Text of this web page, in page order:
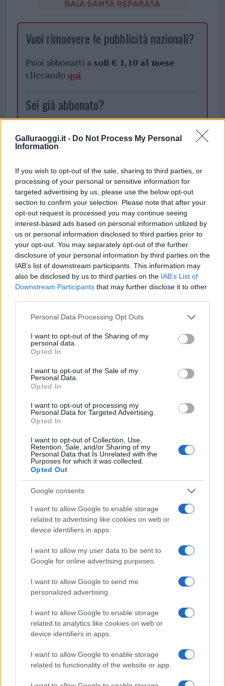
Galluraoggi.it - Do Not Process My Personal
Information
If you wish to opt-out of the sale, sharing to third parties, or
processing of your personal or sensitive information for
targeted advertising by us, please use the below opt-out
section to confirm your selection. Please note that after your
opt-out request is processed you may continue seeing
interest-based ads based on personal information utilized by
us or personal information disclosed to third parties prior to
your opt-out. You may separately opt-out of the further
disclosure of your personal information by third parties on the
IAB’s list of downstream participants. This information may
also be disclosed by us to third parties on the IAB’s List of
Downstream Participants that may further disclose it to other
Please note that this website/app uses one or more Google
not limited to your visit or usage behaviour. You may click to
grant or deny consent to Google and its third-party tags to
use your data for below specified purposes in below Google
consent section.
Personal Data Processing Opt Outs
I want to opt-out of the Sharing of my
personal data.
Opted In
I want to opt-out of the Sale of my
Personal Data.
Opted In
I want to opt-out of processing my
Personal Data for Targeted Advertising.
Opted In
I want to opt-out of Collection, Use,
Retention, Sale, and/or Sharing of my
Personal Data that Is Unrelated with the
Purposes for which it was collected.
Opted Out
Google consents
I want to allow Google to enable storage
related to advertising like cookies on web or
device identifiers in apps.
I want to allow my user data to be sent to
Google for online advertising purposes.
I want to allow Google to send me
personalized advertising.
I want to allow Google to enable storage
related to analytics like cookies on web or
device identifiers in apps.
I want to allow Google to enable storage
related to functionality of the website or app.
Vuoi rimuovere le pubblicità nazionali?
Puoi abbonarti a soli € 1,10 al mese
cliccando qui
Sei già abbonato?
sezioneLogin dal menù del sito o
TEMI: Antonello Chessa
Augusto Busia
Litigio Accoltellamento Monti
Notizie Monti
Pietro Orecchioni
Prescrizione Monti
Tribunale Di Tempio
Notizie in tempo reale?
Entra nel canale telegram di
GalluraOggi.it
i tuoi video e le tue foto
345 356 7512
daGoogle News
Condividi l'articolo
F
a
ce
b
o
o
k
T
w
it
te
r
Pi
n
te
re
st
W
h
at
s
A
p
p
S
a
re
Articolo precedente
Prossimo articolo
Giorgia Meloni a La Maddalena, la vicesindaco: